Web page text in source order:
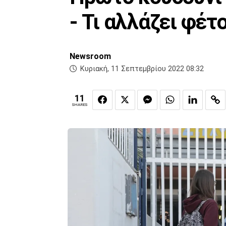
- Τι αλλάζει
Newsroom
Κυριακή, 11 Σεπτεμβρίου 2022 08:32
11
SHARES